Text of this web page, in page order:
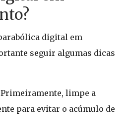
digital em
seguir algumas dicas
Primeiramente, limpe a
para evitar o acúmulo de